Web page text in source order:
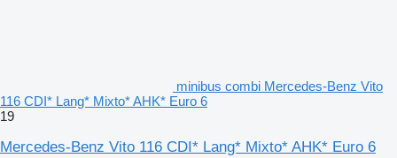
minibus combi Mercedes-Benz Vito
116 CDI* Lang* Mixto* AHK* Euro 6
19
Mercedes-Benz Vito 116 CDI* Lang* Mixto* AHK* Euro 6